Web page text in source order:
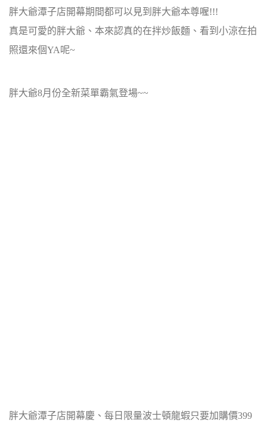
胖大爺潭子店開幕期間都可以見到胖大爺本尊喔!!!
真是可愛的胖大爺、本來認真的在拌炒飯麵、看到小涼在拍
照還來個YA呢~
胖大爺8月份全新菜單霸氣登場~~
胖大爺潭子店開幕慶、每日限量波士頓龍蝦只要加購價399